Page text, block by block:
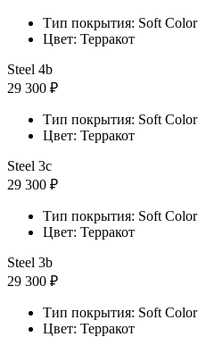
Тип покрытия: Soft Color
Цвет: Терракот
Steel 4b
29 300 ₽
Тип покрытия: Soft Color
Цвет: Терракот
Steel 3с
29 300 ₽
Тип покрытия: Soft Color
Цвет: Терракот
Steel 3b
29 300 ₽
Тип покрытия: Soft Color
Цвет: Терракот